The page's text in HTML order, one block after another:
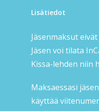
Lisätiedot
Jäsenmaksut
Jäsen voi tilata
Kissa-lehden niin
Maksaessasi
käyttää